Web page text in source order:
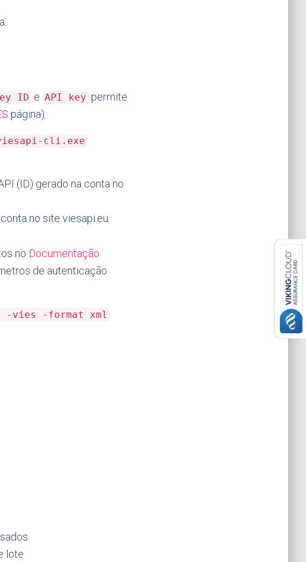
ID e API key permite
página).
cli.exe
(ID) gerado na conta no
no site viesapi.eu.
no Documentação
de autenticação
-vies -format xml
lote